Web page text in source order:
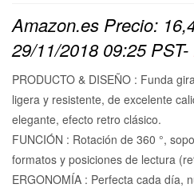
Amazon.es Precio:
29/11/2018 09:25 PST-
PRODUCTO & DISEÑO : Funda
ligera y resistente, de excelente
elegante, efecto retro clásico.
FUNCIÓN : Rotación de 360 °,
formatos y posiciones de lectura
ERGONOMÍA : Perfecta cada día,